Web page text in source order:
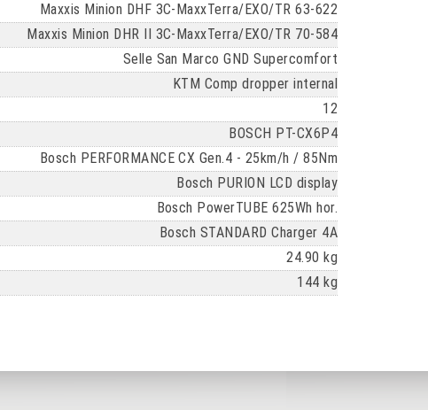
Maxxis Minion DHF 3C-MaxxTerra/EXO/TR 63-622
Maxxis Minion DHR II 3C-MaxxTerra/EXO/TR 70-584
Selle San Marco GND Supercomfort
KTM Comp dropper internal
12
BOSCH PT-CX6P4
Bosch PERFORMANCE CX Gen.4 - 25km/h / 85Nm
Bosch PURION LCD display
Bosch PowerTUBE 625Wh hor.
Bosch STANDARD Charger 4A
24.90 kg
144 kg